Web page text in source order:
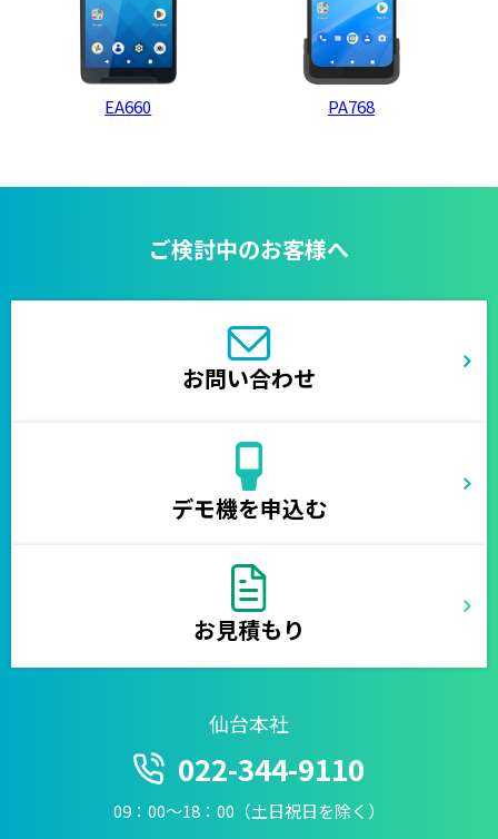
EA660 PA768
ご検討中のお客様へ
お問い合わせ
デモ機を申込む
お見積もり
仙台本社
022-344-9110
09：00〜18：00（土日祝日を除く）